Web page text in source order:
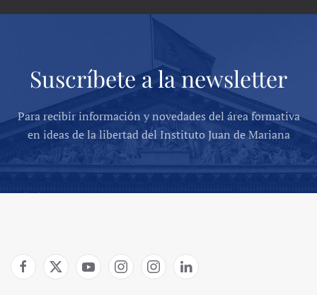
Suscríbete a la newsletter
Para recibir información y novedades del área formativa
en ideas de la libertad del Instituto Juan de Mariana